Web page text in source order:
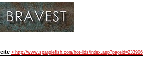
> http://www.spanglefish.com/hot-lids/index.asp?pageid=233906